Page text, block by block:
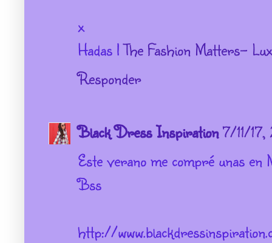
x
Hadas |The Fashion Matters-
Responder
Black Dress Inspiration7/11/
Este verano me compré unas en
Bss
http://